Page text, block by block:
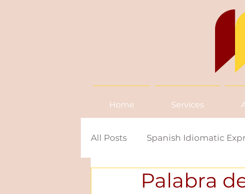
Home Services
All Posts Spanish Idiomatic
News in Spanish Spanish
Palabra